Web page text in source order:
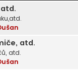
atd.
atd.